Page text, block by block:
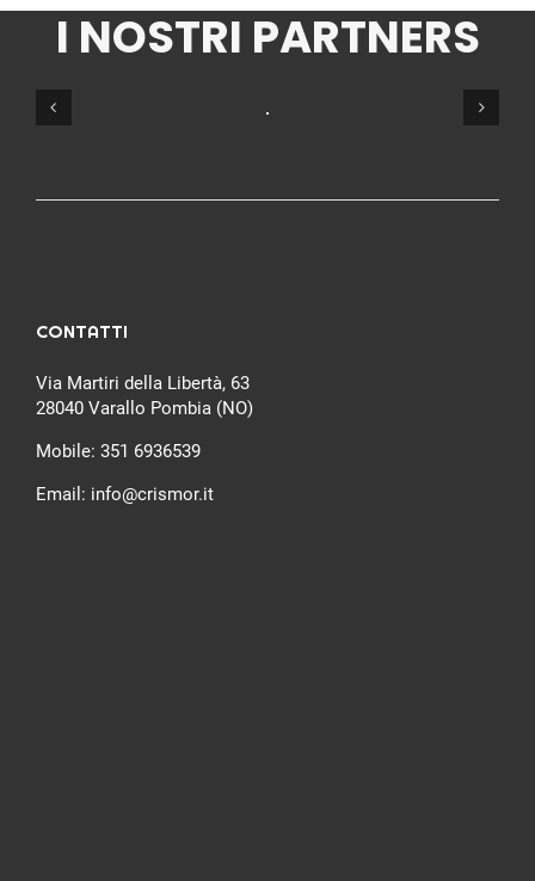
I NOSTRI PARTNERS
CONTATTI
Via Martiri della Libertà, 63
28040 Varallo Pombia (NO)
Mobile: 351 6936539
Email: info@crismor.it